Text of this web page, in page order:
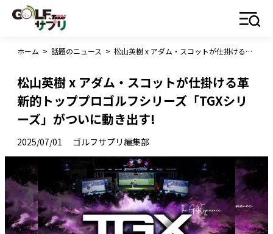
ホーム > 話題のニュース > 松山英樹 x アダム・スコットが仕掛ける革新的トッププロゴルフシリーズ「TGXシリーズ」がついに動き出す!
松山英樹 x アダム・スコットが仕掛ける革
新的トッププロゴルフシリーズ「TGXシリ
ーズ」がついに動き出す!
2025/07/01 ゴルフサプリ編集部